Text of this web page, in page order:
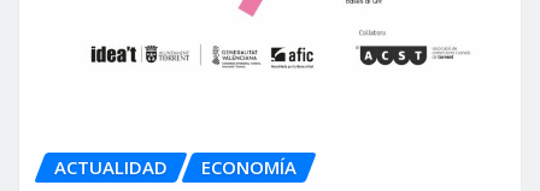
ACTUALIDAD ECONOMÍA